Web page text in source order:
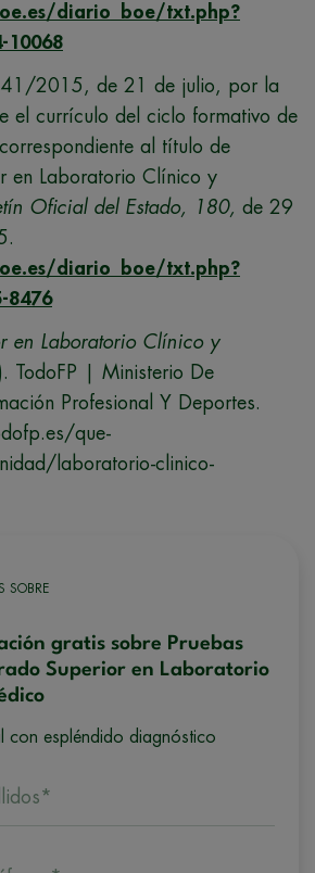
diario_boe/txt.php?
10068
2015, de 21 de julio, por la
el currículo del ciclo formativo de
al título de
en Laboratorio Clínico y
Oficial del Estado, 180, de 29
diario_boe/txt.php?
8476
en Laboratorio Clínico y
TodoFP | Ministerio De
Profesional Y Deportes.
que-
laboratorio-clinico-
SOBRE
gratis sobre Pruebas
Superior en Laboratorio
con espléndido diagnóstico